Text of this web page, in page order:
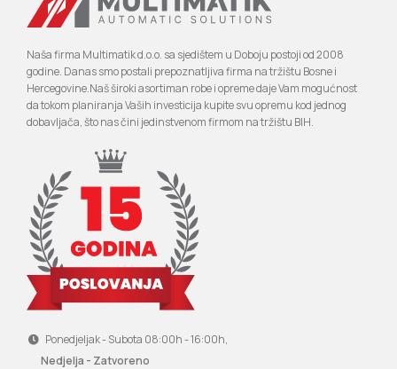
Naša firma Multimatik d.o.o. sa sjedištem u Doboju postoji od 2008
godine. Danas smo postali prepoznatljiva firma na tržištu Bosne i
Hercegovine.Naš široki asortiman robe i opreme daje Vam mogućnost
da tokom planiranja Vaših investicija kupite svu opremu kod jednog
dobavljača, što nas čini jedinstvenom firmom na tržištu BIH.
Ponedjeljak - Subota 08:00h - 16:00h,
Nedjelja - Zatvoreno